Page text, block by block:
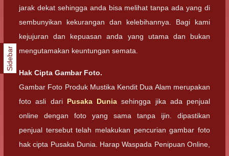
jarak dekat sehingga anda bisa melihat tanpa ada yang di
sembunyikan kekurangan dan kelebihannya. Bagi kami
kejujuran dan kepuasan anda yang utama dan bukan
mengutamakan keuntungan semata.
Hak Cipta Gambar Foto.
Gambar Foto Produk Mustika Kendit Dua Alam merupakan
foto asli dari Pusaka Dunia sehingga jika ada penjual
online dengan foto yang sama tanpa ijin. dipastikan
penjual tersebut telah melakukan pencurian gambar foto
hak cipta Pusaka Dunia. Harap Waspada Penipuan Online,
Sidebar